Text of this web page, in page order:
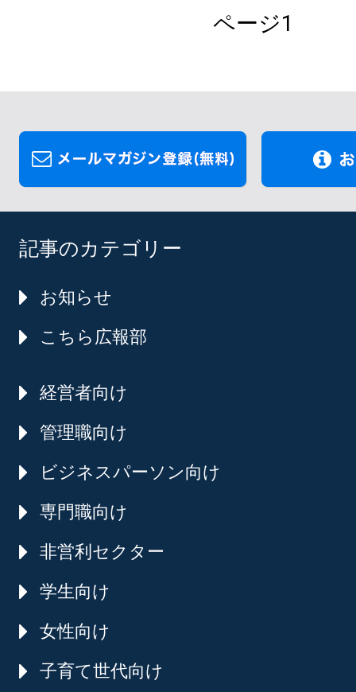
ページ1
記事のカテゴリー
お知らせ
こちら広報部
経営者向け
管理職向け
ビジネスパーソン向け
専門職向け
非営利セクター
学生向け
女性向け
子育て世代向け